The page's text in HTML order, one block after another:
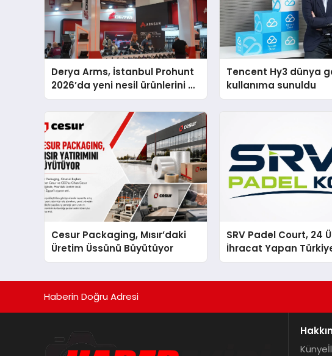
Derya Arms, İstanbul Prohunt
2026’da yeni nesil ürünlerini ve
global marka vizyonunu
Tencent Hy3 dünya
kullanıma sunuldu
Cesur Packaging, Mısır’daki
Üretim Üssünü Büyütüyor
SRV Padel Court, 24
İhracat Yapan
Padel Kortu Üretim
Haberin Doğru Adresi
Künye